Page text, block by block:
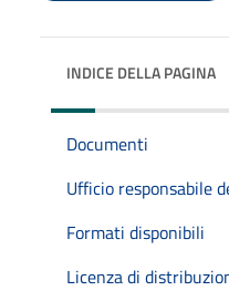
INDICE DELLA PAGINA
Documenti
Ufficio responsabile
Formati disponibili
Licenza di